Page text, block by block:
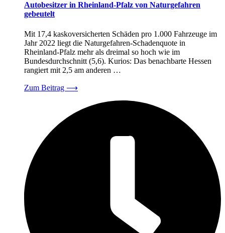
Autobesitzer in Rheinland-Pfalz von Naturgefahren
gebeutelt
Mit 17,4 kaskoversicherten Schäden pro 1.000 Fahrzeuge im
Jahr 2022 liegt die Naturgefahren-Schadenquote in
Rheinland-Pfalz mehr als dreimal so hoch wie im
Bundesdurchschnitt (5,6). Kurios: Das benachbarte Hessen
rangiert mit 2,5 am anderen …
Zum Beitrag ⟶